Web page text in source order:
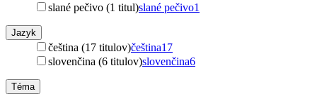
slané pečivo (1 titul)slané pečivo1
Jazyk
čeština (17 titulov)čeština17
slovenčina (6 titulov)slovenčina6
Téma